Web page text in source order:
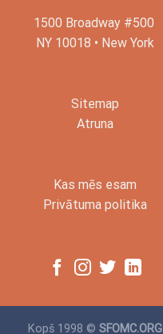
1500 Broadway #500
NY 10018 • New York
Sitemap
Atruna
Kas mēs esam
Privātuma politika
Kopš 1998 © SFOMC.ORG